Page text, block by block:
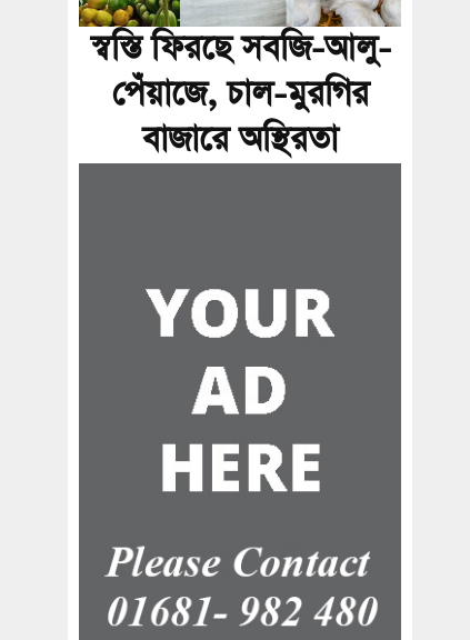
স্বস্তি ফিরছে সবজি-আলু-
পেঁয়াজে, চাল-মুরগির
বাজারে অস্থিরতা